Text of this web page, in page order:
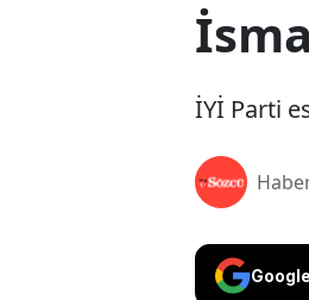
İYİ Parti